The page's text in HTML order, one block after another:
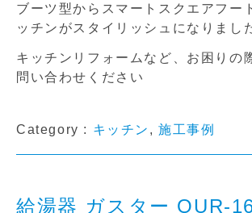
ブーツ型からスマートスクエアフー
ッチンがスタイリッシュになりまし
キッチンリフォームなど、お困りの
問い合わせください
Category : キッチン ,施工事例
給湯器 ガスター OUR-